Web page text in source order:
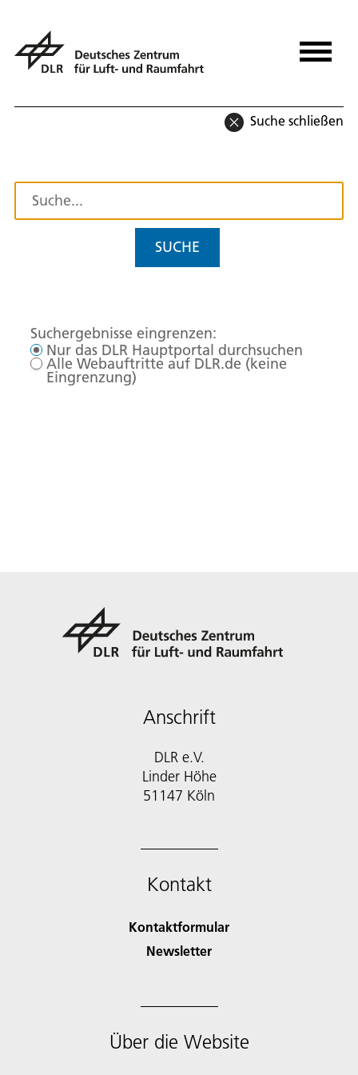
Suche schließen
SUCHE
Suchergebnisse eingrenzen:
Nur das DLR Hauptportal durchsuchen
Alle Webauftritte auf DLR.de (keine
Eingrenzung)
Anschrift
DLR e.V.
Linder Höhe
51147 Köln
Kontakt
Kontaktformular
Newsletter
Über die Website